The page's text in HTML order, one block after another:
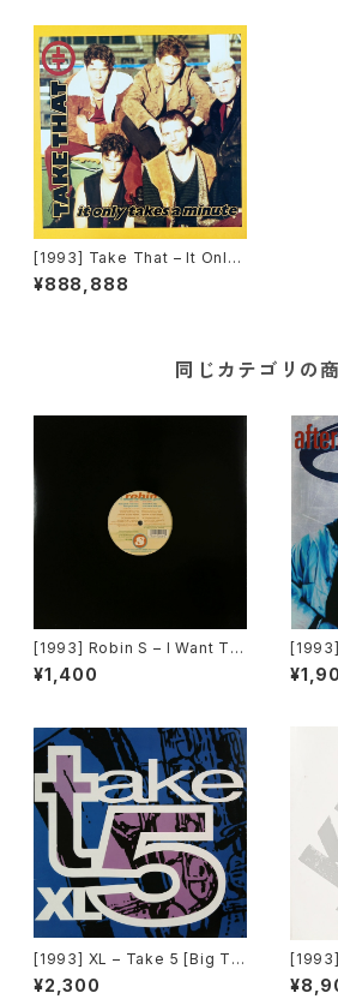
[1993] Take That – It Only
Takes A Minute [RCA]
¥888,888
同じカテゴリの
[1993] Robin S – I Want To
Thank You [Big Beat / Atla
ntic][在庫B]
¥1,400
To
[1993] XL – Take 5 [Big Ti
me International]
¥2,300
n’t